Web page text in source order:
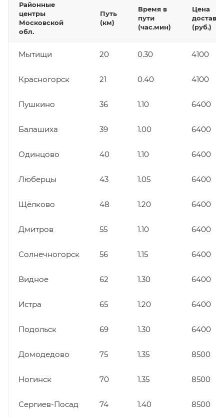
Районные
центры
Московской
обл.
Путь
(км)
Время в
пути
(час.мин)
Цена
(руб.)
Мытищи 20 0.30 4100
Красногорск 21 0.40 4100
Пушкино 36 1.10 6400
Балашиха 39 1.00 6400
Одинцово 40 1.10 6400
Люберцы 43 1.05 6400
Щёлково 48 1.20 6400
Дмитров 55 1.10 6400
Солнечногорск 56 1.15 6400
Видное 62 1.30 6400
Истра 65 1.20 6400
Подольск 69 1.30 6400
Домодедово 75 1.35 8500
Ногинск 70 1.35 8500
Сергиев-Посад 74 1.40 8500